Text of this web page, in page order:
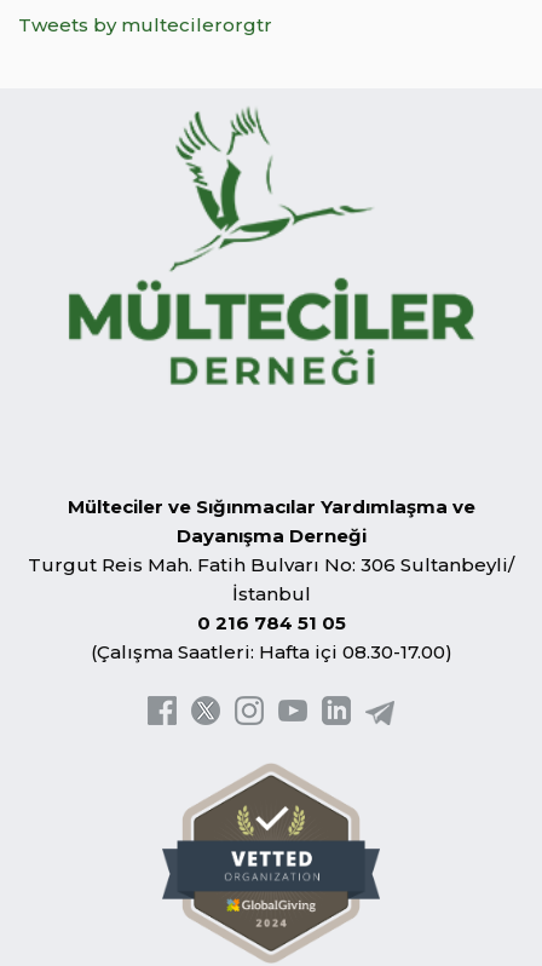
Tweets by multecilerorgtr
Mülteciler ve Sığınmacılar Yardımlaşma ve
Dayanışma Derneği
Turgut Reis Mah. Fatih Bulvarı No: 306 Sultanbeyli/
İstanbul
0 216 784 51 05
(Çalışma Saatleri: Hafta içi 08.30-17.00)